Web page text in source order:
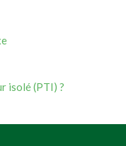
isolé (PTI) ?